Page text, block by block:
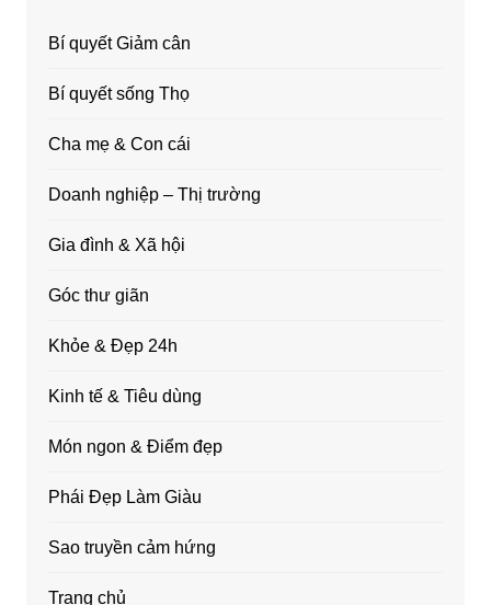
Bí quyết Giảm cân
Bí quyết sống Thọ
Cha mẹ & Con cái
Doanh nghiệp – Thị trường
Gia đình & Xã hội
Góc thư giãn
Khỏe & Đẹp 24h
Kinh tế & Tiêu dùng
Món ngon & Điểm đẹp
Phái Đẹp Làm Giàu
Sao truyền cảm hứng
Trang chủ